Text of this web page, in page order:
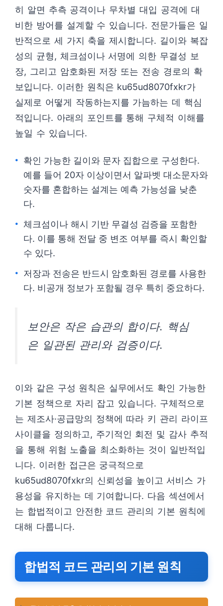
히 알면 추측 공격이나 무차별 대입 공격에 대
비한 방어를 설계할 수 있습니다. 전문가들은 일
반적으로 세 가지 축을 제시합니다. 길이와 복잡
성의 균형, 체크섬이나 서명에 의한 무결성 보
장, 그리고 암호화된 저장 또는 전송 경로의 확
보입니다. 이러한 원칙은 ku65ud8070fxkr가
실제로 어떻게 작동하는지를 가늠하는 데 핵심
적입니다. 아래의 포인트를 통해 구체적 이해를
높일 수 있습니다.
확인 가능한 길이와 문자 집합으로 구성한다.
예를 들어 20자 이상이면서 알파벳 대소문자와
숫자를 혼합하는 설계는 예측 가능성을 낮춘
다.
체크섬이나 해시 기반 무결성 검증을 포함한
다. 이를 통해 전달 중 변조 여부를 즉시 확인할
수 있다.
저장과 전송은 반드시 암호화된 경로를 사용한
다. 비공개 정보가 포함될 경우 특히 중요하다.
보안은 작은 습관의 합이다. 핵심
은 일관된 관리와 검증이다.
이와 같은 구성 원칙은 실무에서도 확인 가능한
기본 정책으로 자리 잡고 있습니다. 구체적으로
는 제조사·공급망의 정책에 따라 키 관리 라이프
사이클을 정의하고, 주기적인 회전 및 감사 추적
을 통해 위험 노출을 최소화하는 것이 일반적입
니다. 이러한 접근은 궁극적으로
ku65ud8070fxkr의 신뢰성을 높이고 서비스 가
용성을 유지하는 데 기여합니다. 다음 섹션에서
는 합법적이고 안전한 코드 관리의 기본 원칙에
대해 다룹니다.
합법적 코드 관리의 기본 원칙